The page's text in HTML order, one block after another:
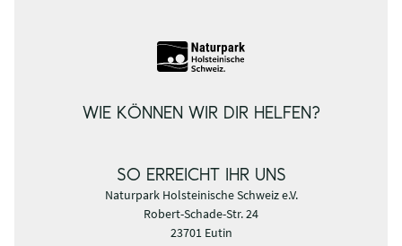
WIE KÖNNEN WIR DIR HELFEN?
SO ERREICHT IHR UNS
Naturpark Holsteinische Schweiz e.V.
Robert-Schade-Str. 24
23701 Eutin